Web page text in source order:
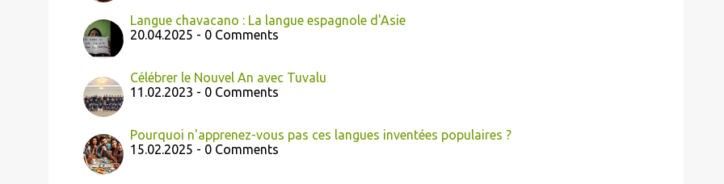
Langue chavacano : La langue espagnole d'Asie
20.04.2025 - 0 Comments
Célébrer le Nouvel An avec Tuvalu
11.02.2023 - 0 Comments
Pourquoi n'apprenez-vous pas ces langues inventées populaires ?
15.02.2025 - 0 Comments